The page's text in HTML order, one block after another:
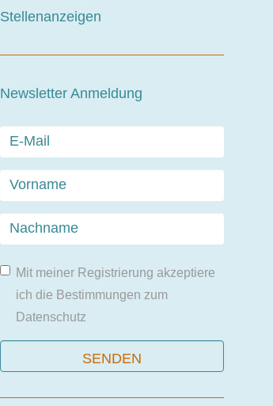
Stellenanzeigen
Newsletter Anmeldung
Mit meiner Registrierung akzeptiere
ich die Bestimmungen zum
Datenschutz